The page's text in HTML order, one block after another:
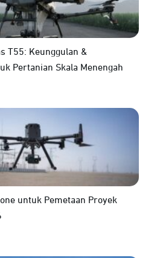
T55: Keunggulan &
Pertanian Skala Menengah
untuk Pemetaan Proyek